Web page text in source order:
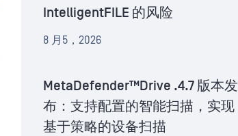
IntelligentFILE 的风险
8 月5，2026
MetaDefender™Drive .4.7 版本发
布：支持配置的智能扫描，实现
基于策略的设备扫描